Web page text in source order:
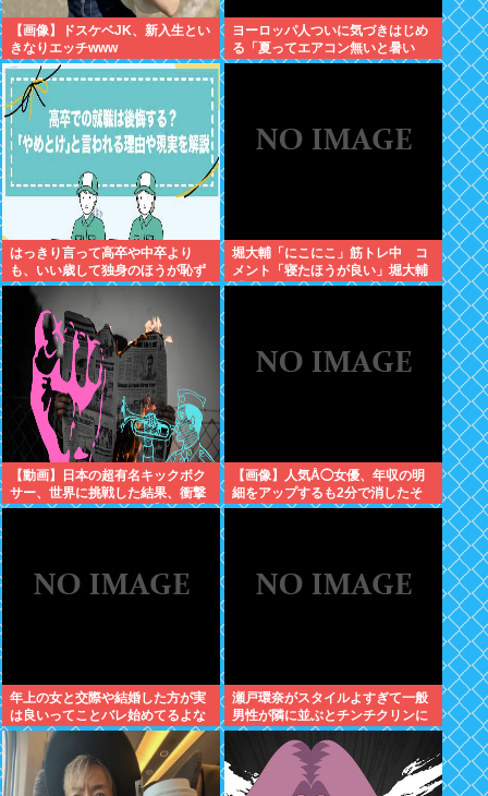
【画像】ドスケベJK、新入生とい
きなりエッチwww
ヨーロッパ人ついに気づきはじめ
る「夏ってエアコン無いと暑い
わ」
はっきり言って高卒や中卒より
も、いい歳して独身のほうが恥ず
かしいよな
堀大輔「にこにこ」筋トレ中 コ
メント「寝たほうが良い」堀大輔
「！！」筋トレ器具を破壊
【動画】日本の超有名キックボク
サー、世界に挑戦した結果、衝撃
的KO負けしてしまう。【格闘技】
【画像】人気Å◯女優、年収の明
細をアップするも2分で消したそ
の金額www
年上の女と交際や結婚した方が実
は良いってことバレ始めてるよな
瀬戸環奈がスタイルよすぎて一般
男性が隣に並ぶとチンチクリンに
見えてしまう